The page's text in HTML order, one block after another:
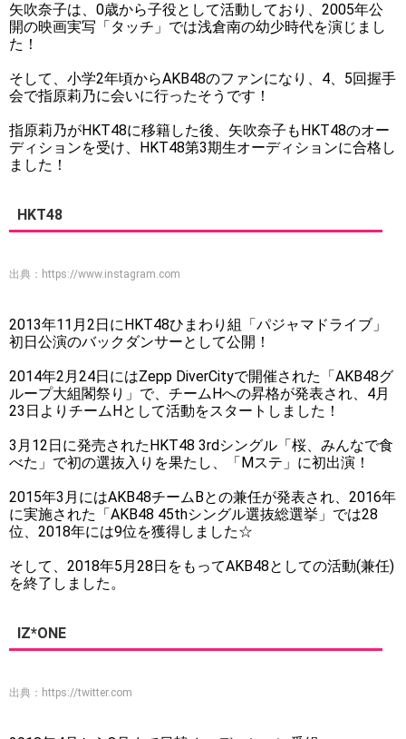
矢吹奈子は、0歳から子役として活動しており、2005年公
開の映画実写「タッチ」では浅倉南の幼少時代を演じまし
た！
そして、小学2年頃からAKB48のファンになり、4、5回握手
会で指原莉乃に会いに行ったそうです！
指原莉乃がHKT48に移籍した後、矢吹奈子もHKT48のオー
ディションを受け、HKT48第3期生オーディションに合格し
ました！
HKT48
出典： https://www.instagram.com
2013年11月2日にHKT48ひまわり組「パジャマドライブ」
初日公演のバックダンサーとして公開！
2014年2月24日にはZepp DiverCityで開催された「AKB48グ
ループ大組閣祭り」で、チームHへの昇格が発表され、4月
23日よりチームHとして活動をスタートしました！
3月12日に発売されたHKT48 3rdシングル「桜、みんなで食
べた」で初の選抜入りを果たし、「Mステ」に初出演！
2015年3月にはAKB48チームBとの兼任が発表され、2016年
に実施された「AKB48 45thシングル選抜総選挙」では28
位、2018年には9位を獲得しました☆
そして、2018年5月28日をもってAKB48としての活動(兼任)
を終了しました。
IZ*ONE
出典： https://twitter.com